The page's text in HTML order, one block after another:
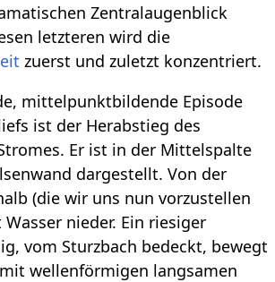
Zentralaugenblick
letzteren wird die
zuerst und zuletzt konzentriert.
mittelpunktbildende Episode
ist der Herabstieg des
Er ist in der Mittelspalte
dargestellt. Von der
(die wir uns nun vorzustellen
nieder. Ein riesiger
vom Sturzbach bedeckt, bewegt
wellenförmigen langsamen